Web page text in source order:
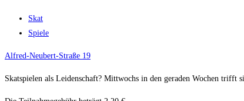
Skat
Spiele
Alfred-Neubert-Straße 19
Skatspielen als Leidenschaft? Mittwochs in den geraden Wochen trifft